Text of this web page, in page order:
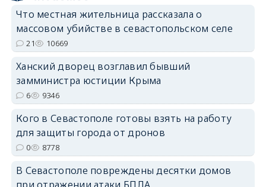
Что местная жительница рассказала о
массовом убийстве в севастопольском селе
21 10669
Ханский дворец возглавил бывший
замминистра юстиции Крыма
6 9346
Кого в Севастополе готовы взять на работу
для защиты города от дронов
0 8778
В Севастополе повреждены десятки домов